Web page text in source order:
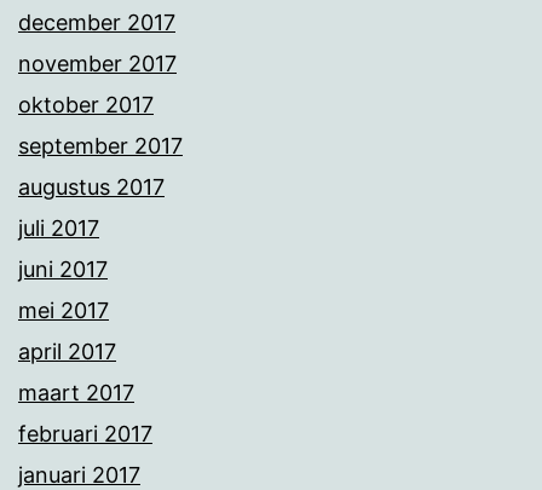
december 2017
november 2017
oktober 2017
september 2017
augustus 2017
juli 2017
juni 2017
mei 2017
april 2017
maart 2017
februari 2017
januari 2017